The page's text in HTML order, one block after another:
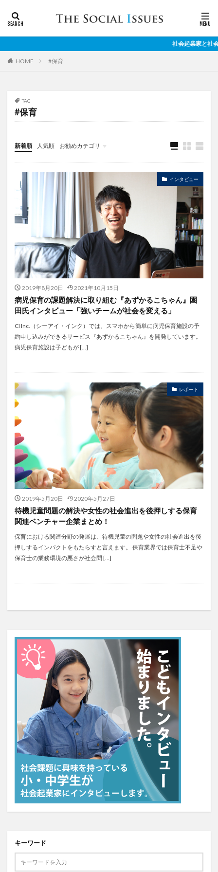
社会起業家と社会課
HOME #保育
TAG
#保育
新着順 人気順 お勧めカテゴリ
対談
インタビュー
2019年8月20日 2021年10月15日
病児保育の課題解決に取り組む『あずかるこちゃん』園
田氏インタビュー「強いチームが社会を変える」
CI Inc.（シーアイ・インク）では、スマホから簡単に病児保育施設の予
約申し込みができるサービス『あずかるこちゃん』を開発しています。
病児保育施設は子どもが […]
レポート
2019年5月20日 2020年5月27日
待機児童問題の解決や女性の社会進出を後押しする保育
関連ベンチャー企業まとめ！
保育における関連分野の発展は、待機児童の問題や女性の社会進出を後
押しするインパクトをもたらすと言えます。 保育業界では保育士不足や
保育士の業務環境の悪さが社会問 […]
キーワード